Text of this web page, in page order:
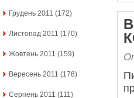
Грудень 2011 (172)
Листопад 2011 (170)
Жовтень 2011 (159)
Вересень 2011 (178)
Серпень 2011 (111)